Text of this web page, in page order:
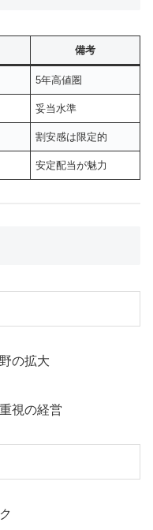
備考
5年高値圏
妥当水準
割安感は限定的
安定配当が魅力
の拡大
視の経営